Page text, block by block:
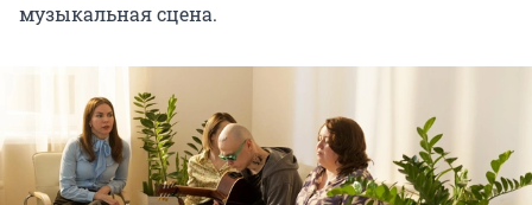
музыкальная сцена.